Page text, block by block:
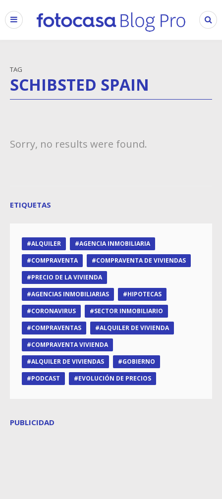
TAG
SCHIBSTED SPAIN
Sorry, no results were found.
ETIQUETAS
ALQUILER
AGENCIA INMOBILIARIA
COMPRAVENTA
COMPRAVENTA DE VIVIENDAS
PRECIO DE LA VIVIENDA
AGENCIAS INMOBILIARIAS
HIPOTECAS
CORONAVIRUS
SECTOR INMOBILIARIO
COMPRAVENTAS
ALQUILER DE VIVIENDA
COMPRAVENTA VIVIENDA
ALQUILER DE VIVIENDAS
GOBIERNO
PODCAST
EVOLUCIÓN DE PRECIOS
PUBLICIDAD